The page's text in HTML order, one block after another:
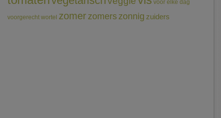
voor elke dag
voorgerecht wortel zomerzomerszonnig zuiders